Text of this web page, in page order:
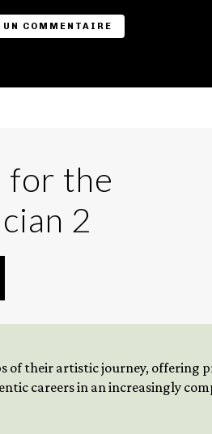
for the
2
of their artistic journey, offering
careers in an increasingly